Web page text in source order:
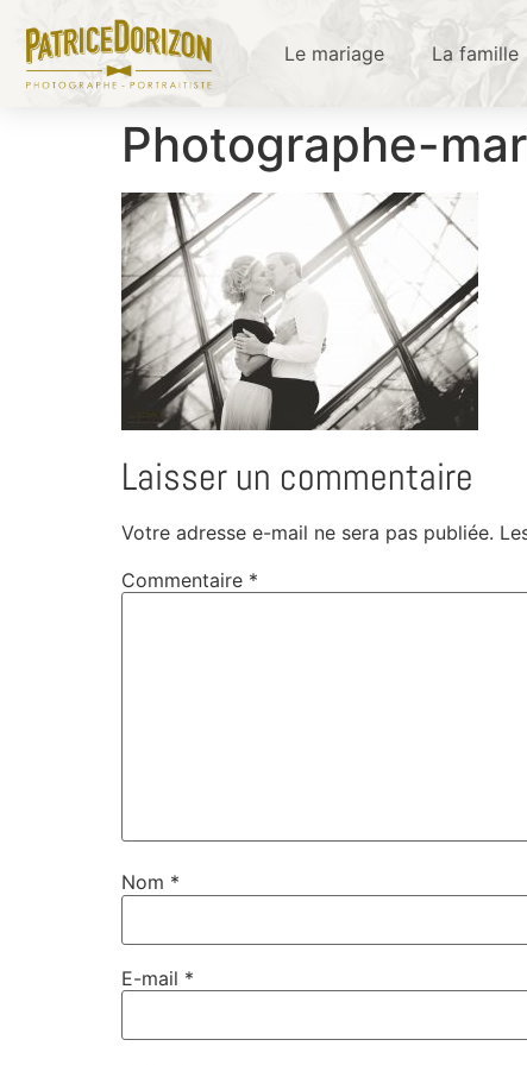
Le mariage La famille
Photographe-
Laisser un commentaire
Votre adresse e-mail ne sera pas publiée.
Commentaire *
Nom *
E-mail *